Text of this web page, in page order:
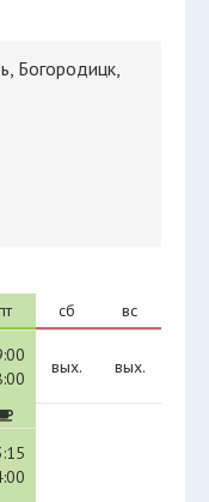
Богородицк,
сб
вых.
вс
вых.